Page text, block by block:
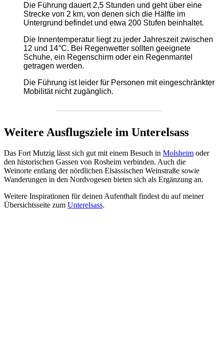
Die Führung dauert 2,5 Stunden und geht über eine
Strecke von 2 km, von denen sich die Hälfte im
Untergrund befindet und etwa 200 Stufen beinhaltet.
Die Innentemperatur liegt zu jeder Jahreszeit zwischen
12 und 14°C. Bei Regenwetter sollten geeignete
Schuhe, ein Regenschirm oder ein Regenmantel
getragen werden.
Die Führung ist leider für Personen mit eingeschränkter
Mobilität nicht zugänglich.
Weitere Ausflugsziele im Unterelsass
Das Fort Mutzig lässt sich gut mit einem Besuch in Molsheim oder
den historischen Gassen von Rosheim verbinden. Auch die
Weinorte entlang der nördlichen Elsässischen Weinstraße sowie
Wanderungen in den Nordvogesen bieten sich als Ergänzung an.
Weitere Inspirationen für deinen Aufenthalt findest du auf meiner
Übersichtsseite zum Unterelsass.